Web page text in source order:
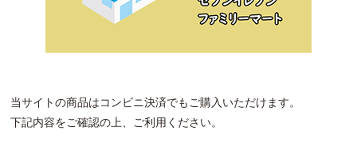
当サイトの商品はコンビニ決済でもご購入いただけます。
下記内容をご確認の上、ご利用ください。